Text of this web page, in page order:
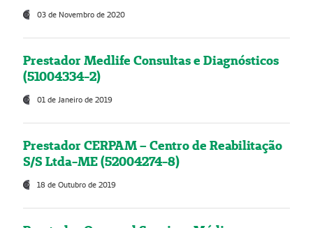
03 de Novembro de 2020
Prestador Medlife Consultas e Diagnósticos
(51004334-2)
01 de Janeiro de 2019
Prestador CERPAM – Centro de Reabilitação
S/S Ltda-ME (52004274-8)
18 de Outubro de 2019